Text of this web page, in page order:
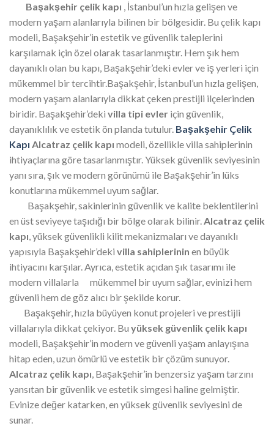
Başakşehir çelik kapı , İstanbul’un hızla gelişen ve
modern yaşam alanlarıyla bilinen bir bölgesidir. Bu çelik kapı
modeli, Başakşehir’in estetik ve güvenlik taleplerini
karşılamak için özel olarak tasarlanmıştır. Hem şık hem
dayanıklı olan bu kapı, Başakşehir’deki evler ve iş yerleri için
mükemmel bir tercihtir.Başakşehir, İstanbul’un hızla gelişen,
modern yaşam alanlarıyla dikkat çeken prestijli ilçelerinden
biridir. Başakşehir’deki villa tipi evler için güvenlik,
dayanıklılık ve estetik ön planda tutulur. Başakşehir Çelik
Kapı Alcatraz çelik kapı modeli, özellikle villa sahiplerinin
ihtiyaçlarına göre tasarlanmıştır. Yüksek güvenlik seviyesinin
yanı sıra, şık ve modern görünümü ile Başakşehir’in lüks
konutlarına mükemmel uyum sağlar.
Başakşehir, sakinlerinin güvenlik ve kalite beklentilerini
en üst seviyeye taşıdığı bir bölge olarak bilinir.Alcatraz çelik
kapı, yüksek güvenlikli kilit mekanizmaları ve dayanıklı
yapısıyla Başakşehir’deki villa sahiplerinin en büyük
ihtiyacını karşılar. Ayrıca, estetik açıdan şık tasarımı ile
modern villalarla mükemmel bir uyum sağlar, evinizi hem
güvenli hem de göz alıcı bir şekilde korur.
Başakşehir, hızla büyüyen konut projeleri ve prestijli
villalarıyla dikkat çekiyor. Bu yüksek güvenlik çelik kapı
modeli, Başakşehir’in modern ve güvenli yaşam anlayışına
hitap eden, uzun ömürlü ve estetik bir çözüm sunuyor.
Alcatraz çelik kapı, Başakşehir’in benzersiz yaşam tarzını
yansıtan bir güvenlik ve estetik simgesi haline gelmiştir.
Evinize değer katarken, en yüksek güvenlik seviyesini de
sunar.